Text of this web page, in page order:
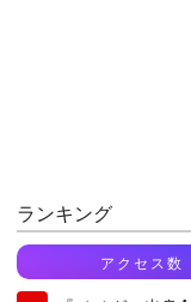
ランキング
アクセス数